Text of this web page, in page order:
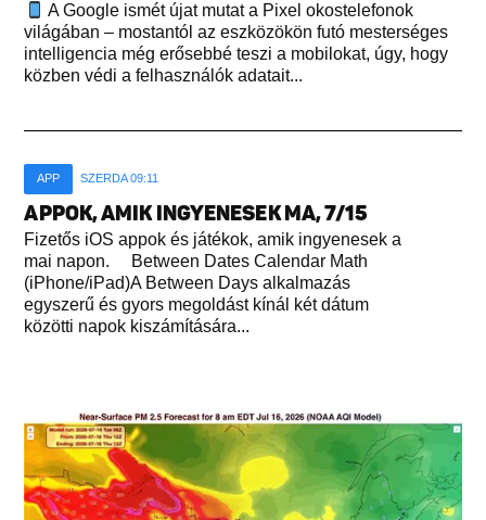
A Google ismét újat mutat a Pixel okostelefonok
világában – mostantól az eszközökön futó mesterséges
intelligencia még erősebbé teszi a mobilokat, úgy, hogy
közben védi a felhasználók adatait...
APP SZERDA 09:11
APPOK, AMIK INGYENESEK MA, 7/15
Fizetős iOS appok és játékok, amik ingyenesek a
mai napon. Between Dates Calendar Math
(iPhone/iPad)A Between Days alkalmazás
egyszerű és gyors megoldást kínál két dátum
közötti napok kiszámítására...